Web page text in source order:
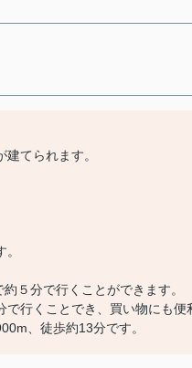
てられます。
５分で行くことができます。
行くことでき、買い物にも便
、徒歩約13分です。